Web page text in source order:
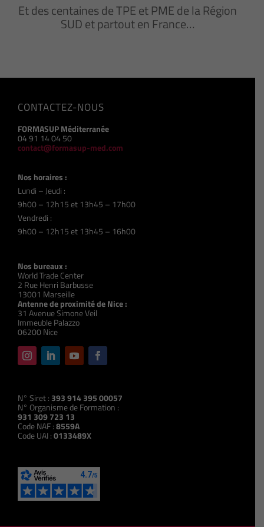
Et des centaines de TPE et PME de la Région
SUD et partout en France…
CONTACTEZ-NOUS
FORMASUP Méditerranée
04 91 14 04 50
contact@formasup-med.com
Nos horaires :
Lundi – Jeudi :
9h00 – 12h15 et 13h45 – 17h00
Vendredi :
9h00 – 12h15 et 13h45 – 16h00
Nos bureaux :
World Trade Center
2 Rue Henri Barbusse
13001 Marseille
Antenne de proximité de Nice :
31 Avenue Simone Veil
Immeuble Palazzo
06200 Nice
N° Siret : 393 914 395 00057
N° Organisme de Formation :
931 309 723 13
Code NAF :8559A
Code UAI :0133489X